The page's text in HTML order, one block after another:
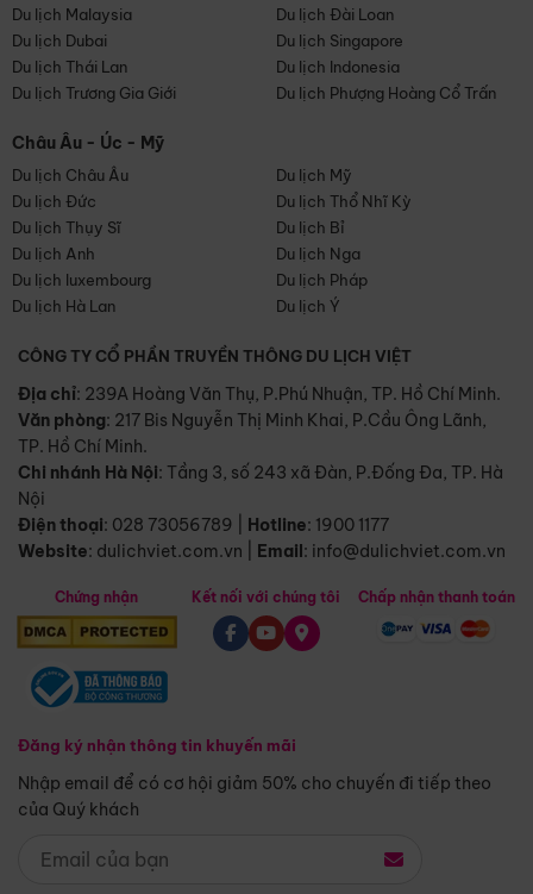
Du lịch Malaysia
Du lịch Đài Loan
Du lịch Dubai
Du lịch Singapore
Du lịch Thái Lan
Du lịch Indonesia
Du lịch Trương Gia Giới
Du lịch Phượng Hoàng Cổ Trấn
Châu Âu - Úc - Mỹ
Du lịch Châu Âu
Du lịch Mỹ
Du lịch Đức
Du lịch Thổ Nhĩ Kỳ
Du lịch Thụy Sĩ
Du lịch Bỉ
Du lịch Anh
Du lịch Nga
Du lịch luxembourg
Du lịch Pháp
Du lịch Hà Lan
Du lịch Ý
CÔNG TY CỔ PHẦN TRUYỀN THÔNG DU LỊCH VIỆT
Địa chỉ: 239A Hoàng Văn Thụ, P.Phú Nhuận, TP. Hồ Chí Minh.
Văn phòng: 217 Bis Nguyễn Thị Minh Khai, P.Cầu Ông Lãnh,
TP. Hồ Chí Minh.
Chi nhánh Hà Nội: Tầng 3, số 243 xã Đàn, P.Đống Đa, TP. Hà
Nội
Điện thoại: 028 73056789 Hotline: 1900 1177
Website: dulichviet.com.vn Email: info@dulichviet.com.vn
Chứng nhận
Đăng ký nhận thông tin khuyến mãi
Nhập email để có cơ hội giảm 50% cho chuyến đi tiếp theo
của Quý khách
Kết nối với chúng tôi Chấp nhận thanh toán